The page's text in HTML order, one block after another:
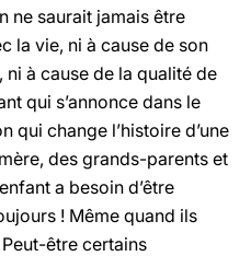
ne saurait jamais être
la vie, ni à cause de son
ni à cause de la qualité de
qui s’annonce dans le
qui change l’histoire d’une
des grands-parents et
a besoin d’être
! Même quand ils
être certains